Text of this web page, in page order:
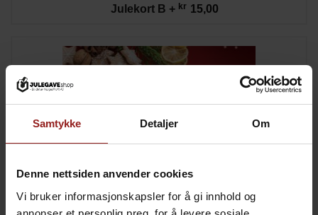
Samtykke Detaljer Om
Denne nettsiden anvender cookies
Vi bruker informasjonskapsler for å gi innhold og
Julekort B + kr 15,00